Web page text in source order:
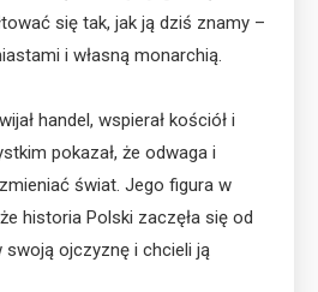
się tak, jak ją dziś znamy –
i własną monarchią.
handel, wspierał kościół i
pokazał, że odwaga i
świat. Jego figura w
historia Polski zaczęła się od
swoją ojczyznę i chcieli ją